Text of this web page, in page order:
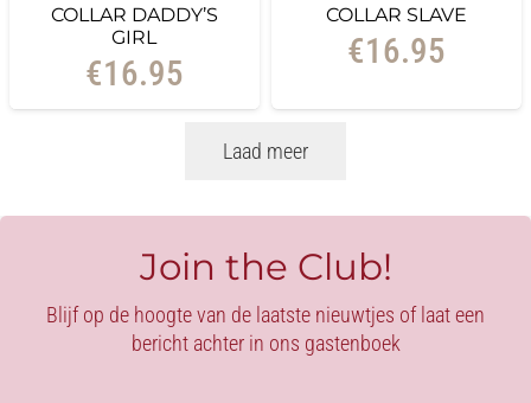
COLLAR DADDY’S
GIRL
€16.95
COLLAR SLAVE
€16.95
Laad meer
Join the Club!
Blijf op de hoogte van de laatste nieuwtjes of laat een
bericht achter in ons gastenboek